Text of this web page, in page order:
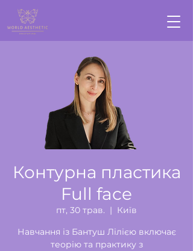
Контурна пластика
Full face
пт, 30 трав.
  |
Київ
Навчання із Бантуш Лілією включає
теорію та практику з